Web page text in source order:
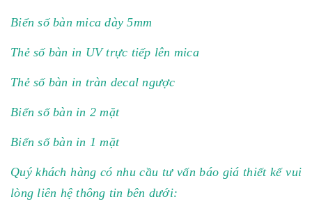
Biển số bàn mica dày 5mm
Thẻ số bàn in UV trực tiếp lên mica
Thẻ số bàn in tràn decal ngược
Biển số bàn in 2 mặt
Biển số bàn in 1 mặt
Quý khách hàng có nhu cầu tư vấn báo giá thiết kế vui
lòng liên hệ thông tin bên dưới: